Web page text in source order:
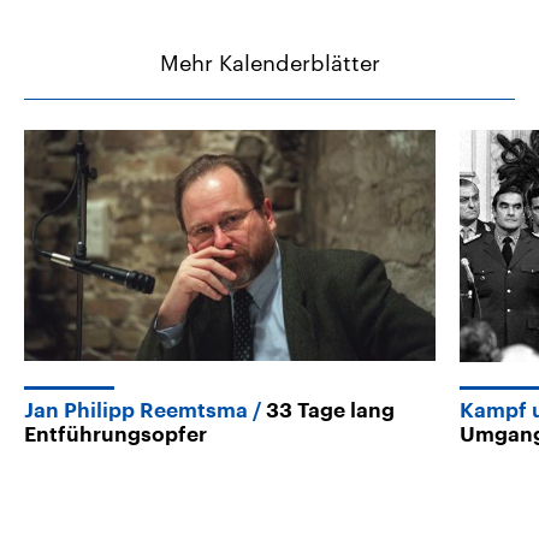
Mehr Kalenderblätter
Jan Philipp Reemtsma
33 Tage lang
Entführungsopfer
Kampf